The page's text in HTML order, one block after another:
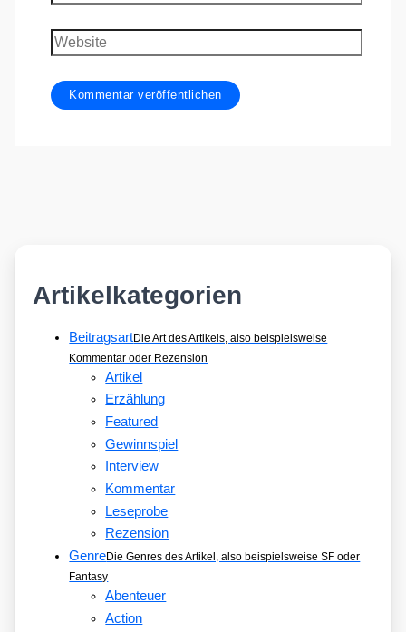
Mail-
Adresse
Website
Artikelkategorien
BeitragsartDie Art des Artikels, also beispielsweise
Kommentar oder Rezension
Artikel
Erzählung
Featured
Gewinnspiel
Interview
Kommentar
Leseprobe
Rezension
GenreDie Genres des Artikel, also beispielsweise SF oder
Fantasy
Abenteuer
Action